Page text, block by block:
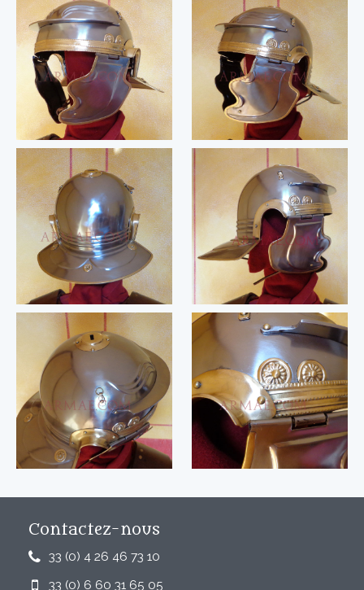
Contactez-nous
33 (0) 4 26 46 73 10
33 (0) 6 60 31 65 05